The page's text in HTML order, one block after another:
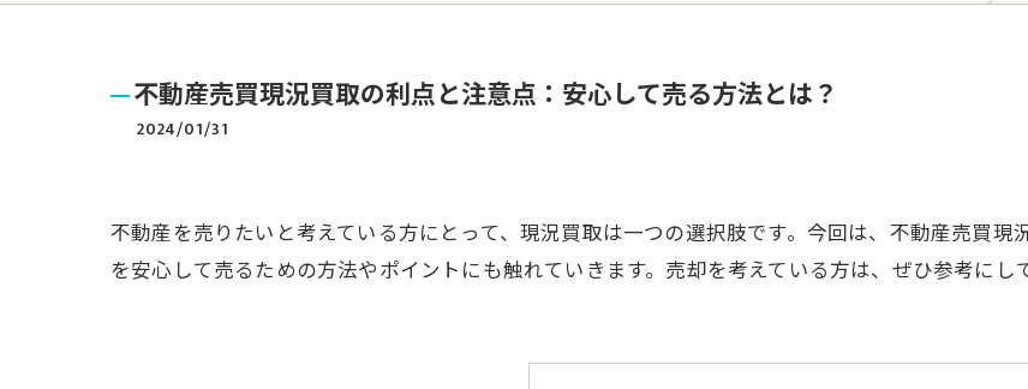
不動産売買現況買取の利点と注意点：安心して売る方法とは？
2024/01/31
不動産を売りたいと考えている方にとって、現況買取は一つの選択肢です。今回は、不動産売買
を安心して売るための方法やポイントにも触れていきます。売却を考えている方は、ぜひ参考にし